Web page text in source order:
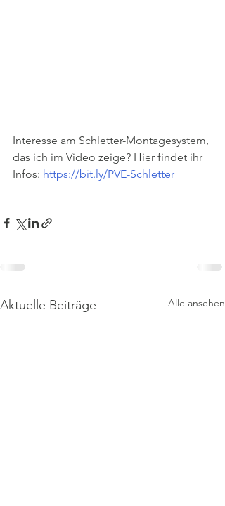
Interesse am Schletter-Montagesystem,
das ich im Video zeige? Hier findet ihr
Infos: https://bit.ly/PVE-Schletter
Aktuelle Beiträge Alle ansehen